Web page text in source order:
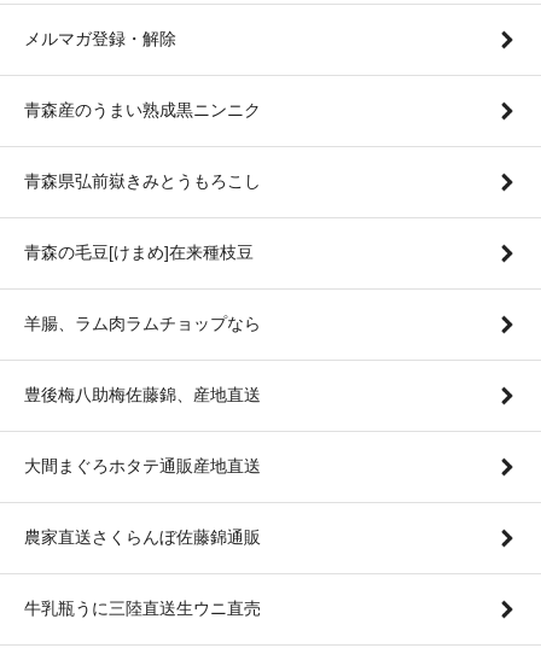
メルマガ登録・解除
青森産のうまい熟成黒ニンニク
青森県弘前嶽きみとうもろこし
青森の毛豆[けまめ]在来種枝豆
羊腸、ラム肉ラムチョップなら
豊後梅八助梅佐藤錦、産地直送
大間まぐろホタテ通販産地直送
農家直送さくらんぼ佐藤錦通販
牛乳瓶うに三陸直送生ウニ直売